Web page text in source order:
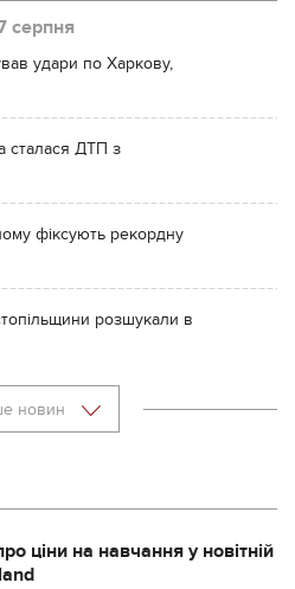
серпня
удари по Харкову,
сталася ДТП з
фіксують рекордну
розшукали в
новин
ціни на навчання у новітній